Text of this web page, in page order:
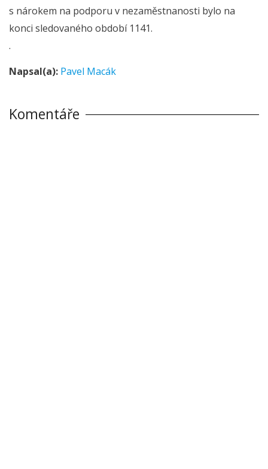
s nárokem na podporu v nezaměstnanosti bylo na
konci sledovaného období 1141.
.
Napsal(a): Pavel Macák
Komentáře